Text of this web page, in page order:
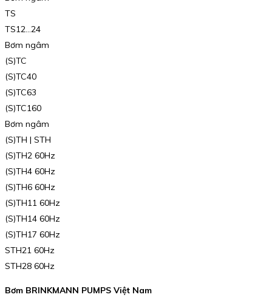
TS
TS12…24
Bơm ngâm
(S)TC
(S)TC40
(S)TC63
(S)TC160
Bơm ngâm
(S)TH | STH
(S)TH2 60Hz
(S)TH4 60Hz
(S)TH6 60Hz
(S)TH11 60Hz
(S)TH14 60Hz
(S)TH17 60Hz
STH21 60Hz
STH28 60Hz
Bơm BRINKMANN PUMPS Việt Nam